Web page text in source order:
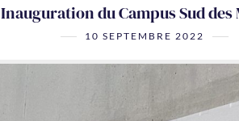
Inauguration du Campus Sud des
10 SEPTEMBRE 2022